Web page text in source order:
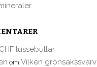
lussebullar
om Vilken grönsakssvarv